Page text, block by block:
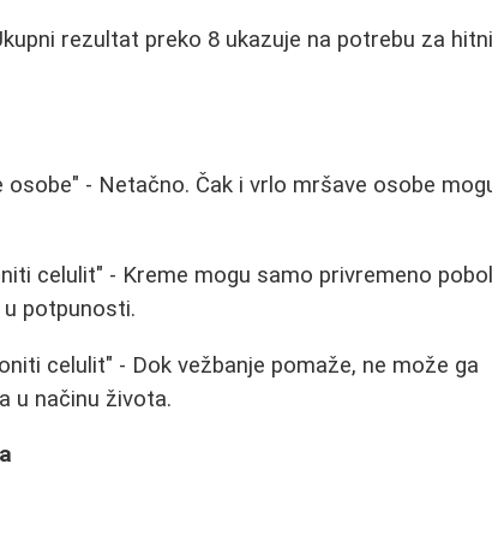
rezultat preko 8 ukazuje na potrebu za
osobe" - Netačno. Čak i vrlo mršave osobe
celulit" - Kreme mogu samo privremeno
potpunosti.
celulit" - Dok vežbanje pomaže, ne može ga
u načinu života.